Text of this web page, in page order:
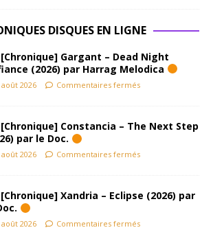
DISQUES EN LIGNE
[Chronique] Gargant – Dead Night
(2026) par Harrag Melodica
août 2026 Commentaires fermés
[Chronique] Constancia – The Next Step
par le Doc.
août 2026 Commentaires fermés
[Chronique] Xandria – Eclipse (2026) par
août 2026 Commentaires fermés